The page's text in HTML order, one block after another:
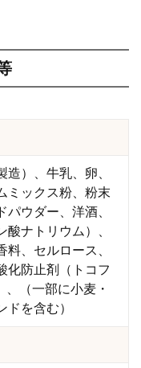
）、牛乳、卵、
ミックス粉、粉末
ウダー、洋酒、
ナトリウム）、
、セルロース、
化防止剤（トコフ
（一部に小麦・
を含む）